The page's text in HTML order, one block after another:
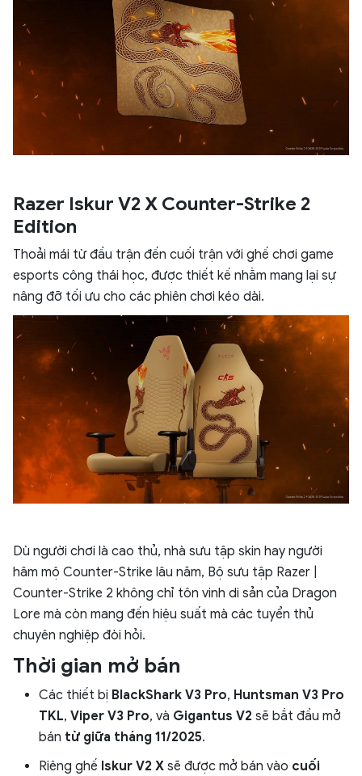
Razer Iskur V2 X Counter-Strike 2
Edition
Thoải mái từ đầu trận đến cuối trận với ghế chơi game
esports công thái học, được thiết kế nhằm mang lại sự
nâng đỡ tối ưu cho các phiên chơi kéo dài.
Dù người chơi là cao thủ, nhà sưu tập skin hay người
hâm mộ Counter-Strike lâu năm, Bộ sưu tập Razer |
Counter-Strike 2 không chỉ tôn vinh di sản của Dragon
Lore mà còn mang đến hiệu suất mà các tuyển thủ
chuyên nghiệp đòi hỏi.
Thời gian mở bán
Các thiết bị BlackShark V3 Pro, Huntsman V3 Pro
TKL, Viper V3 Pro, và Gigantus V2 sẽ bắt đầu mở
bán từ giữa tháng 11/2025.
Riêng ghế Iskur V2 X sẽ được mở bán vào cuối